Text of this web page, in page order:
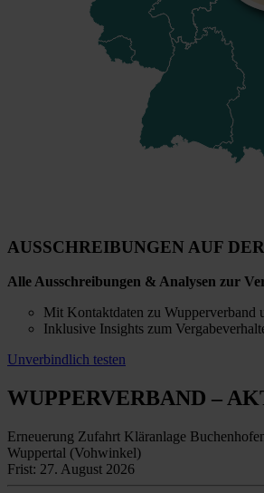
AUSSCHREIBUNGEN AUF
Alle Ausschreibungen & Analysen zur
Mit Kontaktdaten zu Wupperverband
Inklusive Insights zum
Unverbindlich testen
WUPPERVERBAND –
Erneuerung Zufahrt Kläranlage
Wuppertal (Vohwinkel)
Frist: 27. August 2026